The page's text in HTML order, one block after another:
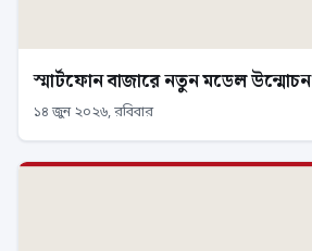
স্মার্টফোন বাজারে নতুন মডেল উন্মোচন
১৪ জুন ২০২৬, রবিবার